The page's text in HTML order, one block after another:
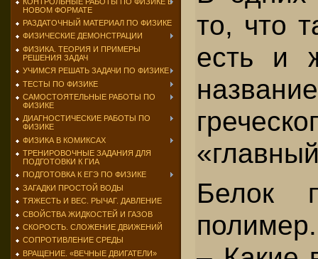
НОВОМ ФОРМАТЕ
РАЗДАТОЧНЫЙ МАТЕРИАЛ ПО ФИЗИКЕ
ФИЗИЧЕСКИЕ ДЕМОНСТРАЦИИ
ФИЗИКА. ТЕОРИЯ И ПРИМЕРЫ
РЕШЕНИЯ ЗАДАЧ
УЧИМСЯ РЕШАТЬ ЗАДАЧИ ПО ФИЗИКЕ
ТЕСТЫ ПО ФИЗИКЕ
САМОСТОЯТЕЛЬНЫЕ РАБОТЫ ПО
ФИЗИКЕ
ДИАГНОСТИЧЕСКИЕ РАБОТЫ ПО
ФИЗИКЕ
ФИЗИКА В КОМИКСАХ
ТРЕНИРОВОЧНЫЕ ЗАДАНИЯ ДЛЯ
ПОДГОТОВКИ К ГИА
ПОДГОТОВКА К ЕГЭ ПО ФИЗИКЕ
ЗАГАДКИ ПРОСТОЙ ВОДЫ
ТЯЖЕСТЬ И ВЕС. РЫЧАГ. ДАВЛЕНИЕ
СВОЙСТВА ЖИДКОСТЕЙ И ГАЗОВ
СКОРОСТЬ. СЛОЖЕНИЕ ДВИЖЕНИЙ
СОПРОТИВЛЕНИЕ СРЕДЫ
ВРАЩЕНИЕ. «ВЕЧНЫЕ ДВИГАТЕЛИ»
то, что
есть и
Белок
полимер.